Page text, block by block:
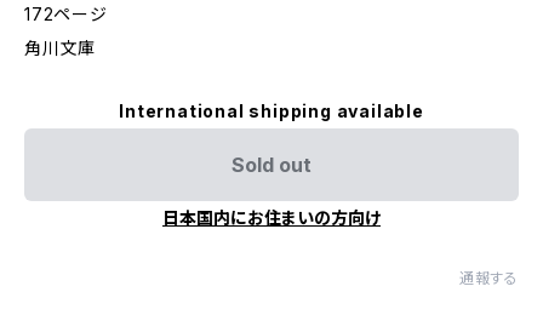
172ページ
角川文庫
International shipping available
Sold out
日本国内にお住まいの方向け
通報する